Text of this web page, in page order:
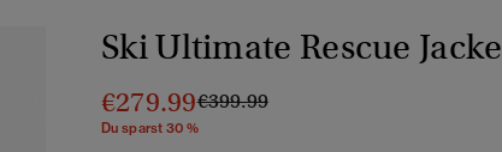
Ski Ultimate Rescue Jacke
€279.99Preis wurde reduziert von
€399.99bis
Du sparst 30 %